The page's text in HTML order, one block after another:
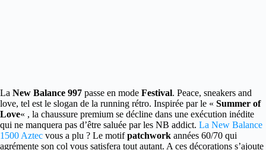
La New Balance 997 passe en mode Festival. Peace, sneakers and
love, tel est le slogan de la running rétro. Inspirée par le « Summer of
Love« , la chaussure premium se décline dans une exécution inédite
qui ne manquera pas d’être saluée par les NB addict. La New Balance
1500 Aztec vous a plu ? Le motifpatchwork années 60/70 qui
agrémente son col vous satisfera tout autant. A ces décorations s’ajoute